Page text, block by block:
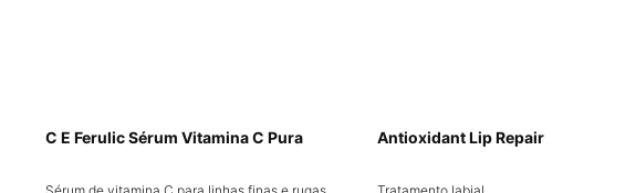
C E Ferulic Sérum Vitamina C Pura Antioxidant Lip Repair